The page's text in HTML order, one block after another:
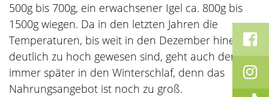
500g bis 700g, ein erwachsener Igel ca. 800g bis
1500g wiegen. Da in den letzten Jahren die
Temperaturen, bis weit in den Dezember hinein,
deutlich zu hoch gewesen sind, geht auch der Igel
immer später in den Winterschlaf, denn das
Nahrungsangebot ist noch zu groß.